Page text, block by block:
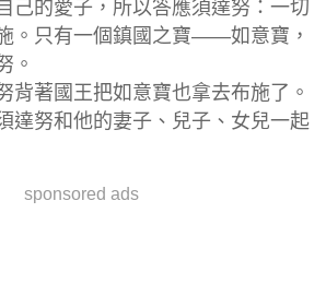
己的愛子，所以答應須達努：一切
。只有一個鎮國之寶——如意寶，
。
背著國王把如意寶也拿去布施了。
達努和他的妻子、兒子、女兒一起
sponsored ads